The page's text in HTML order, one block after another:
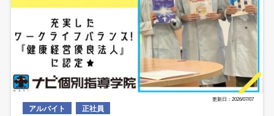
更新日：2026/07/07
アルバイト 正社員